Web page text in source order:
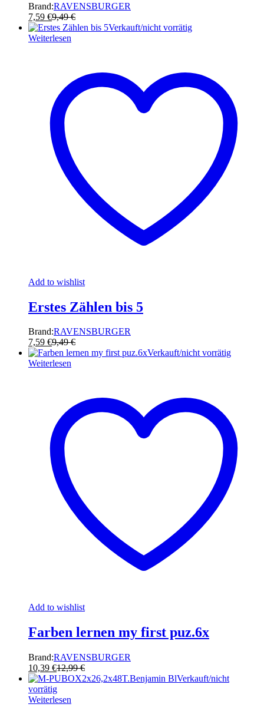
Brand:RAVENSBURGER
7,59 €9,49€
Verkauft/nicht vorrätig
Weiterlesen
Add to wishlist
Erstes Zählen bis 5
Brand:RAVENSBURGER
7,59 €9,49€
Verkauft/nicht vorrätig
Weiterlesen
Add to wishlist
Farben lernen my first puz.6x
Brand:RAVENSBURGER
10,39 €12,99€
Verkauft/nicht
vorrätig
Weiterlesen